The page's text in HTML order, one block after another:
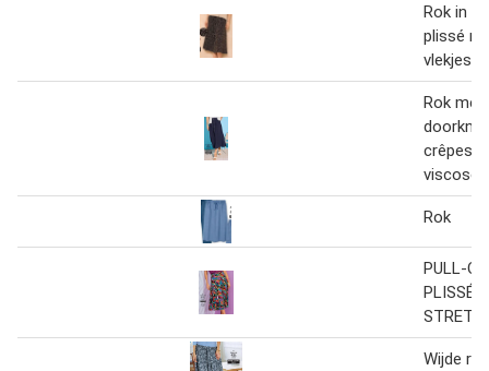
Rok in
plissé
Rok met
viscose
Rok
PULL-
Wijde rok